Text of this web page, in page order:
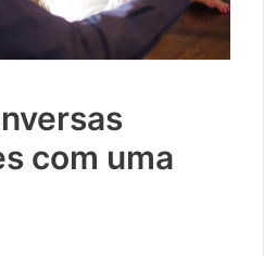
com uma